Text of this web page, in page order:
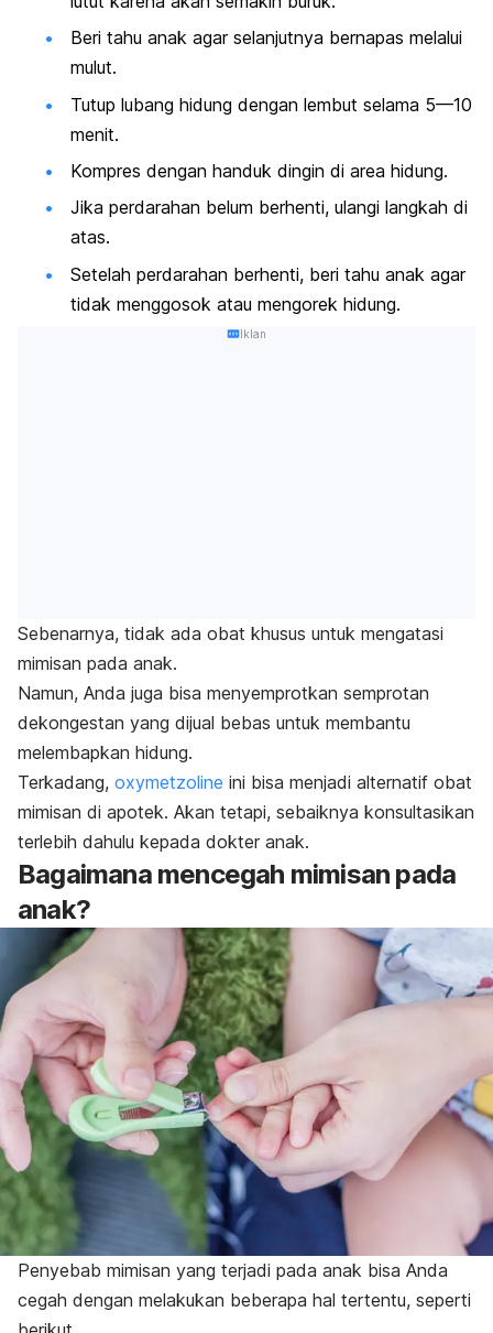
Beri tahu anak agar selanjutnya bernapas melalui
mulut.
Tutup lubang hidung dengan lembut selama 5—10
menit.
Kompres dengan handuk dingin di area hidung.
Jika perdarahan belum berhenti, ulangi langkah di
atas.
Setelah perdarahan berhenti, beri tahu anak agar
tidak menggosok atau mengorek hidung.
Iklan
Sebenarnya, tidak ada obat khusus untuk mengatasi
mimisan pada anak.
Namun, Anda juga bisa menyemprotkan semprotan
dekongestan yang dijual bebas untuk membantu
melembapkan hidung.
Terkadang, oxymetzoline ini bisa menjadi alternatif obat
mimisan di apotek. Akan tetapi, sebaiknya konsultasikan
terlebih dahulu kepada dokter anak.
Bagaimana mencegah mimisan pada
anak?
Penyebab mimisan yang terjadi pada anak bisa Anda
cegah dengan melakukan beberapa hal tertentu, seperti